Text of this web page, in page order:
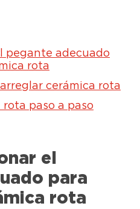
pegante adecuado
rota
cerámica rota
paso a paso
el
para
rota